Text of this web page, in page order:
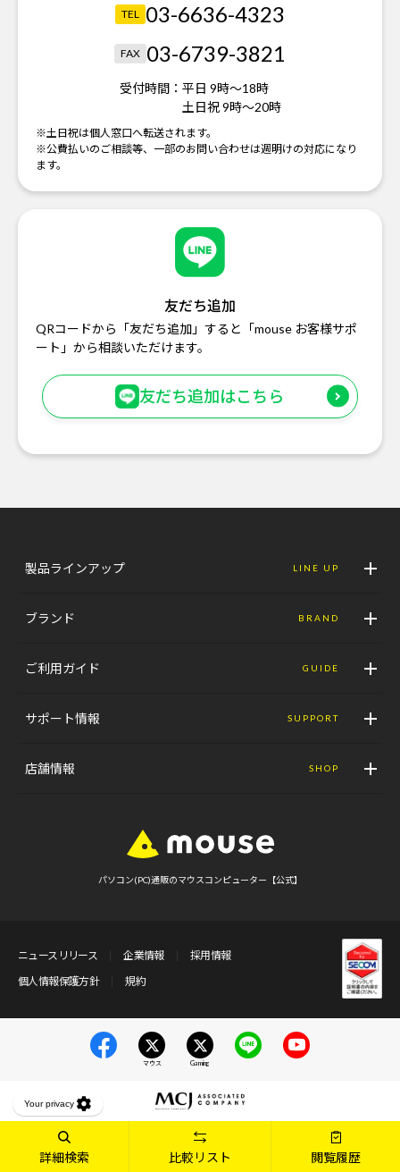
詳細検索 比較リスト 閲覧履歴
TEL 03-6636-4323
FAX 03-6739-3821
受付時間： 平日 9時～18時
土日祝 9時～20時
※土日祝は個人窓口へ転送されます。
※公費払いのご相談等、一部のお問い合わせは週明けの対応になり
ます。
友だち追加
QRコードから「友だち追加」すると「mouse お客様サポ
ート」から相談いただけます。
友だち追加はこちら
製品ラインアップ LINE UP
ブランド BRAND
ご利用ガイド GUIDE
サポート情報 SUPPORT
店舗情報 SHOP
パソコン(PC)通販のマウスコンピューター【公式】
ニュースリリース 企業情報
採用情報
個人情報保護方針
規約
マウス Gaming